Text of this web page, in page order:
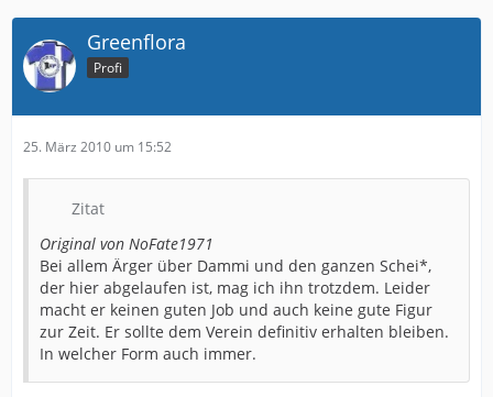
Greenflora
Profi
25. März 2010 um 15:52
Zitat
Original von NoFate1971
Bei allem Ärger über Dammi und den ganzen Schei*,
der hier abgelaufen ist, mag ich ihn trotzdem. Leider
macht er keinen guten Job und auch keine gute Figur
zur Zeit. Er sollte dem Verein definitiv erhalten bleiben.
In welcher Form auch immer.